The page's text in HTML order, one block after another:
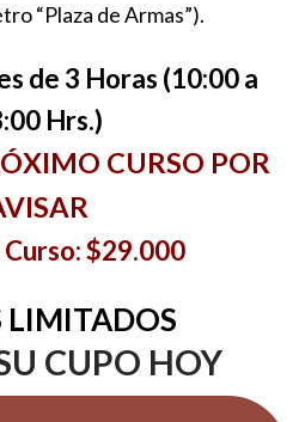
“Plaza de Armas”).
de 3 Horas (10:00 a
Hrs.)
CURSO POR
$29.000
LIMITADOS
CUPO HOY